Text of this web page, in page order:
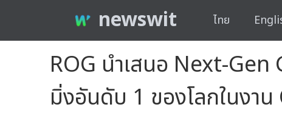
newswit ไทย
ROG นำเสนอ Next-
มิ่งอันดับ 1 ของโลกในงาน